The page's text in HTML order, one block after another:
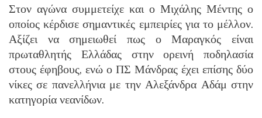
Στον αγώνα συμμετείχε και ο Μιχάλης Μέντης ο
οποίος κέρδισε σημαντικές εμπειρίες για το μέλλον.
Αξίζει να σημειωθεί πως ο Μαραγκός είναι
πρωταθλητής Ελλάδας στην ορεινή ποδηλασία
στους έφηβους, ενώ ο ΠΣ Μάνδρας έχει επίσης δύο
νίκες σε πανελλήνια με την Αλεξάνδρα Αδάμ στην
κατηγορία νεανίδων.